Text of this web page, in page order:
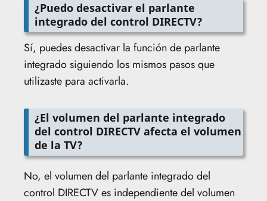
¿Puedo desactivar el parlante
integrado del control DIRECTV?
Sí, puedes desactivar la función de parlante
integrado siguiendo los mismos pasos que
utilizaste para activarla.
¿El volumen del parlante integrado
del control DIRECTV afecta el volumen
de la TV?
No, el volumen del parlante integrado del
control DIRECTV es independiente del volumen